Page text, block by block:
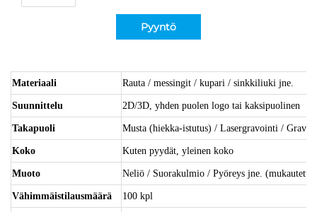
Pyyntö
Materiaali Rauta / messingit / kupari / sinkkiliuki jne.
Suunnittelu 2D/3D, yhden puolen logo tai kaksipuolinen
Takapuoli Musta (hiekka-istutus) / Lasergravointi /
Koko Kuten pyydät, yleinen koko
Muoto Neliö / Suorakulmio / Pyöreys jne.
Vähimmäistilausmäärä 100 kpl